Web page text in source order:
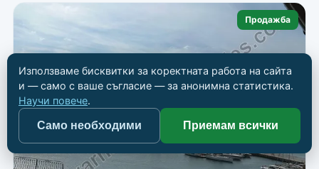
Продажба
Използваме бисквитки за коректната работа на сайта
и — само с ваше съгласие — за анонимна статистика.
Научи повече.
Само необходими Приемам всички